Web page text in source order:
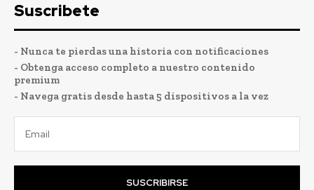
Suscribete
- Nunca te pierdas una historia con notificaciones
- Obtenga acceso completo a nuestro contenido
premium
- Navega gratis desde hasta 5 dispositivos a la vez
SUSCRIBIRSE